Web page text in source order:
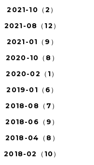
2021-10（2）
2021-08（12）
2021-01（9）
2020-10（8）
2020-02（1）
2019-01（6）
2018-08（7）
2018-06（9）
2018-04（8）
2018-02（10）